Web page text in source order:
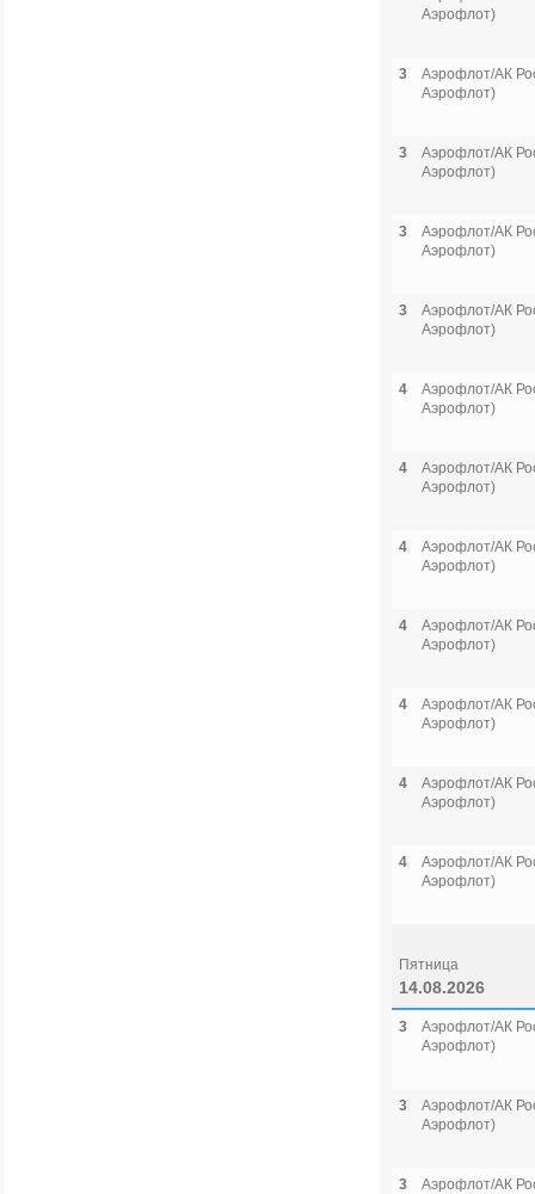
Аэрофлот)
3
Аэрофлот/АК
Аэрофлот)
3
Аэрофлот/АК
Аэрофлот)
3
Аэрофлот/АК
Аэрофлот)
3
Аэрофлот/АК
Аэрофлот)
4
Аэрофлот/АК
Аэрофлот)
4
Аэрофлот/АК
Аэрофлот)
4
Аэрофлот/АК
Аэрофлот)
4
Аэрофлот/АК
Аэрофлот)
4
Аэрофлот/АК
Аэрофлот)
4
Аэрофлот/АК
Аэрофлот)
4
Аэрофлот/АК
Аэрофлот)
Пятница
14.08.2026
3
Аэрофлот/АК
Аэрофлот)
3
Аэрофлот/АК
Аэрофлот)
3
Аэрофлот/АК